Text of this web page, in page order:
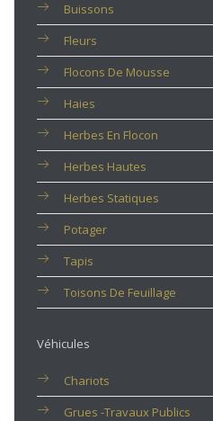
Buissons
Fleurs
Flocons De Mousse
Haies
Herbes En Flocon
Herbes Hautes
Herbes Statiques
Potager
Tapis
Toisons De Feuillage
Véhicules
Chariots
Grues -travaux Publics